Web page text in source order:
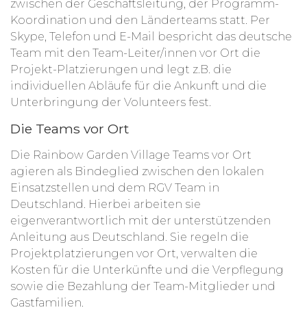
zwischen der Geschäftsleitung, der Programm-
Koordination und den Länderteams statt. Per
Skype, Telefon und E-Mail bespricht das deutsche
Team mit den Team-Leiter/innen vor Ort die
Projekt-Platzierungen und legt z.B. die
individuellen Abläufe für die Ankunft und die
Unterbringung der Volunteers fest.
Die Teams vor Ort
Die Rainbow Garden Village Teams vor Ort
agieren als Bindeglied zwischen den lokalen
Einsatzstellen und dem RGV Team in
Deutschland. Hierbei arbeiten sie
eigenverantwortlich mit der unterstützenden
Anleitung aus Deutschland. Sie regeln die
Projektplatzierungen vor Ort, verwalten die
Kosten für die Unterkünfte und die Verpflegung
sowie die Bezahlung der Team-Mitglieder und
Gastfamilien.